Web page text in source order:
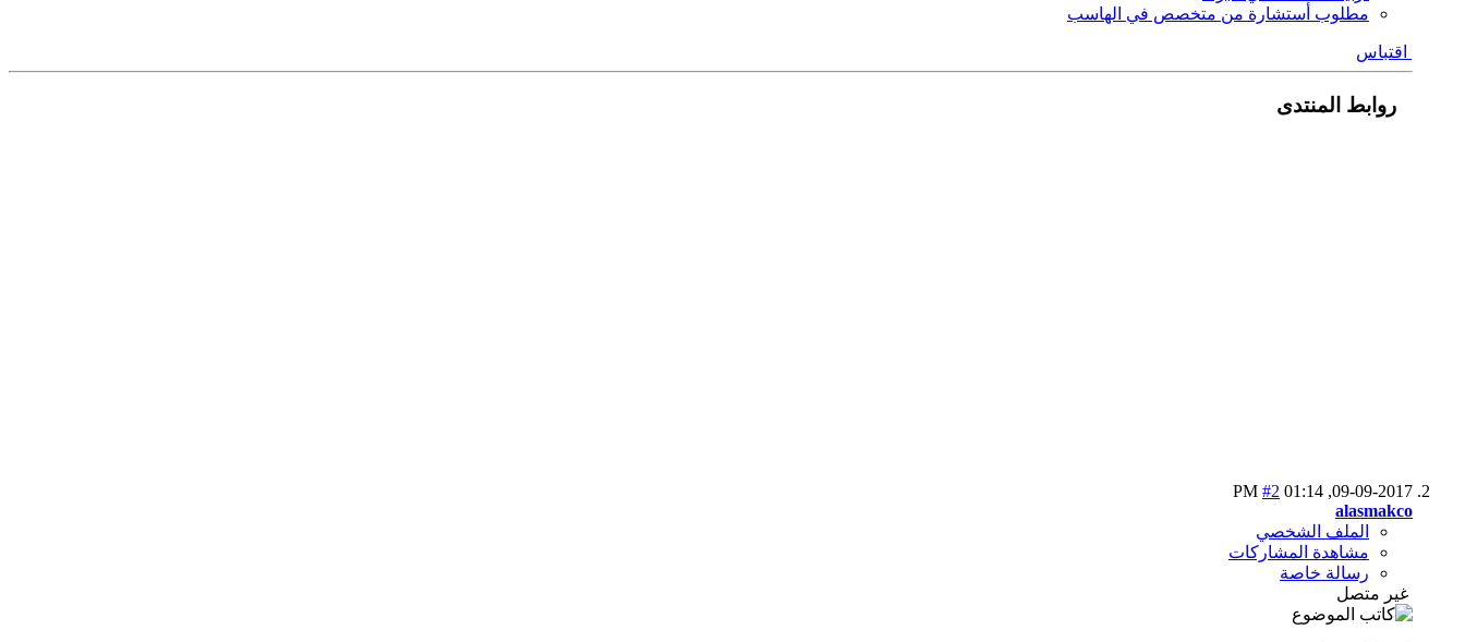
مطلوب أستشارة من متخصص في الهاسب
اقتباس
روابط المنتدى
09-09-2017,
01:14 PM
#2
alasmakco
الملف الشخصي
مشاهدة المشاركات
رسالة خاصة
غير متصل